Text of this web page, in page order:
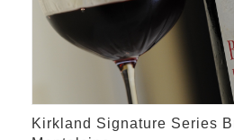
Kirkland Signature Series